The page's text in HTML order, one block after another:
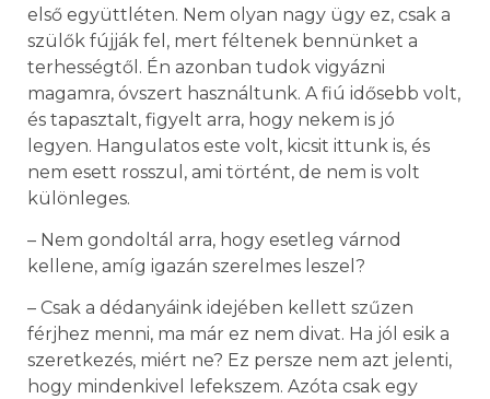
első együttléten. Nem olyan nagy ügy ez, csak a
szülők fújják fel, mert féltenek bennünket a
terhességtől. Én azonban tudok vigyázni
magamra, óvszert használtunk. A fiú idősebb volt,
és tapasztalt, figyelt arra, hogy nekem is jó
legyen. Hangulatos este volt, kicsit ittunk is, és
nem esett rosszul, ami történt, de nem is volt
különleges.
– Nem gondoltál arra, hogy esetleg várnod
kellene, amíg igazán szerelmes leszel?
– Csak a dédanyáink idejében kellett szűzen
férjhez menni, ma már ez nem divat. Ha jól esik a
szeretkezés, miért ne? Ez persze nem azt jelenti,
hogy mindenkivel lefekszem. Azóta csak egy